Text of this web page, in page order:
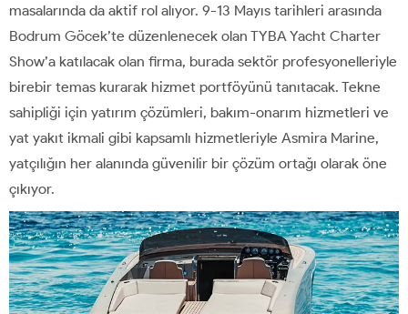
masalarında da aktif rol alıyor. 9-13 Mayıs tarihleri arasında
Bodrum Göcek’te düzenlenecek olan TYBA Yacht Charter
Show’a katılacak olan firma, burada sektör profesyonelleriyle
birebir temas kurarak hizmet portföyünü tanıtacak. Tekne
sahipliği için yatırım çözümleri, bakım-onarım hizmetleri ve
yat yakıt ikmali gibi kapsamlı hizmetleriyle Asmira Marine,
yatçılığın her alanında güvenilir bir çözüm ortağı olarak öne
çıkıyor.